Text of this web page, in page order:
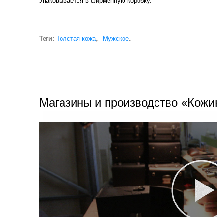
Теги: Толстая кожа, Мужское.
Магазины и производство